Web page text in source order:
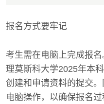
报名方式要牢记
考生需在电脑上完成报
理莫斯科大学2025年本
创建和申请资料的提交
电脑操作，以确保报名